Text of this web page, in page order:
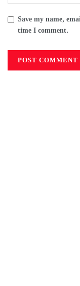
Save my name,
time I comment.